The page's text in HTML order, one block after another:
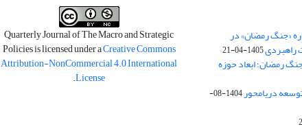
«جنگ رمضان» در
راهبردی1405-04-21
رمضان؛ ابعاد حوزه
دریامحور
1404-08-
Quarterly Journal of The Macro and Strategic
Policies is licensed under aCreative Commons
Attribution-NonCommercial 4.0 International
License
.